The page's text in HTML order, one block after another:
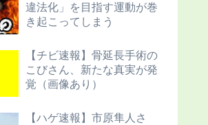
違法化」を目指す運動が巻
き起こってしまう
【チビ速報】骨延長手術の
こびさん、新たな真実が発
覚（画像あり）
【ハゲ速報】市原隼人さ